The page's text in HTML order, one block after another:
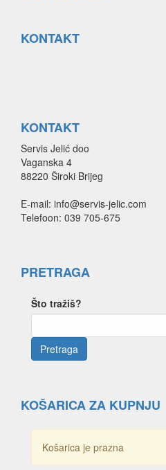
KONTAKT
KONTAKT
Servis Jelić doo
Vaganska 4
88220 Široki Brijeg
E-mail: info@servis-jelic.com
Telefoon: 039 705-675
PRETRAGA
Što tražiš?
KOŠARICA ZA KUPNJU
Košarica je prazna